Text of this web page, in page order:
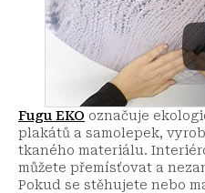
Fugu EKO označuje
plakátů a samolepek,
tkaného materiálu.
můžete přemísťovat a
Pokud se stěhujete nebo